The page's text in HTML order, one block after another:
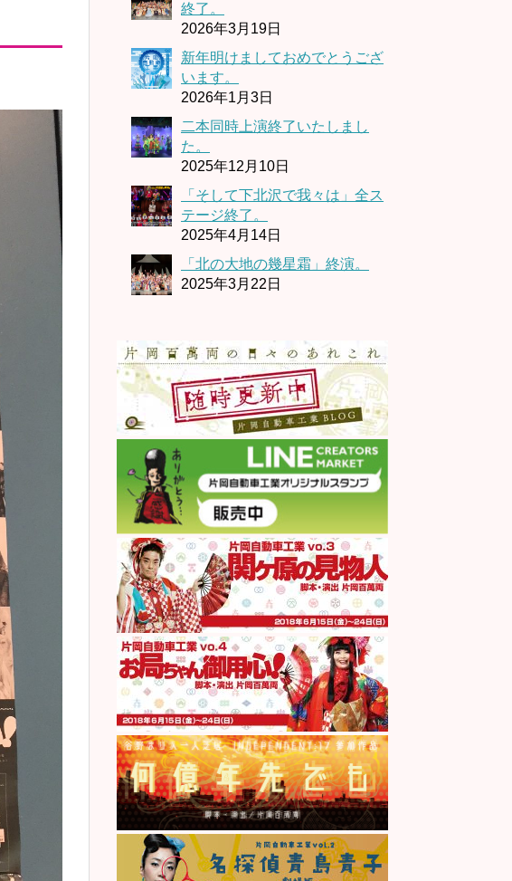
終了。
2026年3月19日
新年明けましておめでとうござ
います。
2026年1月3日
二本同時上演終了いたしまし
た。
2025年12月10日
「そして下北沢で我々は」全ス
テージ終了。
2025年4月14日
「北の大地の幾星霜」終演。
2025年3月22日